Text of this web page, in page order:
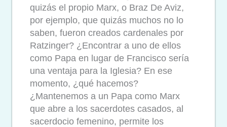
quizás el propio Marx, o Braz De Aviz,
por ejemplo, que quizás muchos no lo
saben, fueron creados cardenales por
Ratzinger? ¿Encontrar a uno de ellos
como Papa en lugar de Francisco sería
una ventaja para la Iglesia? En ese
momento, ¿qué hacemos?
¿Mantenemos a un Papa como Marx
que abre a los sacerdotes casados, al
sacerdocio femenino, permite los